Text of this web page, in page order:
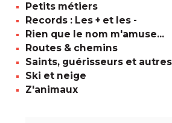
Petits métiers
Records : Les + et les -
Rien que le nom m'amuse...
Routes & chemins
Saints, guérisseurs et
Ski et neige
Z'animaux